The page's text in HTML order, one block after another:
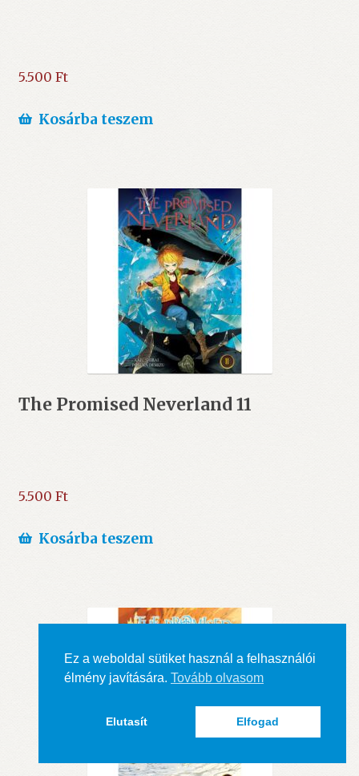
5.500 Ft
Kosárba teszem
The Promised Neverland 11
5.500 Ft
Kosárba teszem
Ez a weboldal sütiket használ a felhasználói
élmény javítására. Tovább olvasom
Elutasít Elfogad